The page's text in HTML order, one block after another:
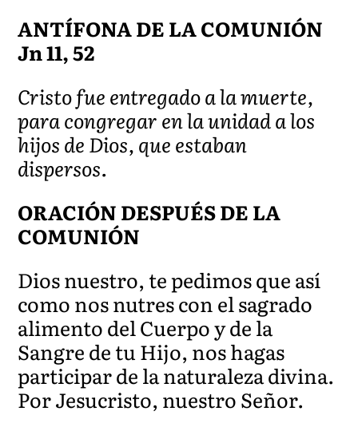
ANTÍFONA DE LA COMUNIÓN
Jn 11, 52
Cristo fue entregado a la muerte,
para congregar en la unidad a los
hijos de Dios, que estaban
dispersos.
ORACIÓN DESPUÉS DE LA
COMUNIÓN
Dios nuestro, te pedimos que así
como nos nutres con el sagrado
alimento del Cuerpo y de la
Sangre de tu Hijo, nos hagas
participar de la naturaleza divina.
Por Jesucristo, nuestro Señor.